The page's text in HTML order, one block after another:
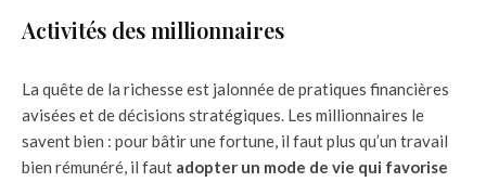
Activités des millionnaires
La quête de la richesse est jalonnée de pratiques financières
avisées et de décisions stratégiques. Les millionnaires le
savent bien : pour bâtir une fortune, il faut plus qu’un travail
bien rémunéré, il faut adopter un mode de vie qui favorise